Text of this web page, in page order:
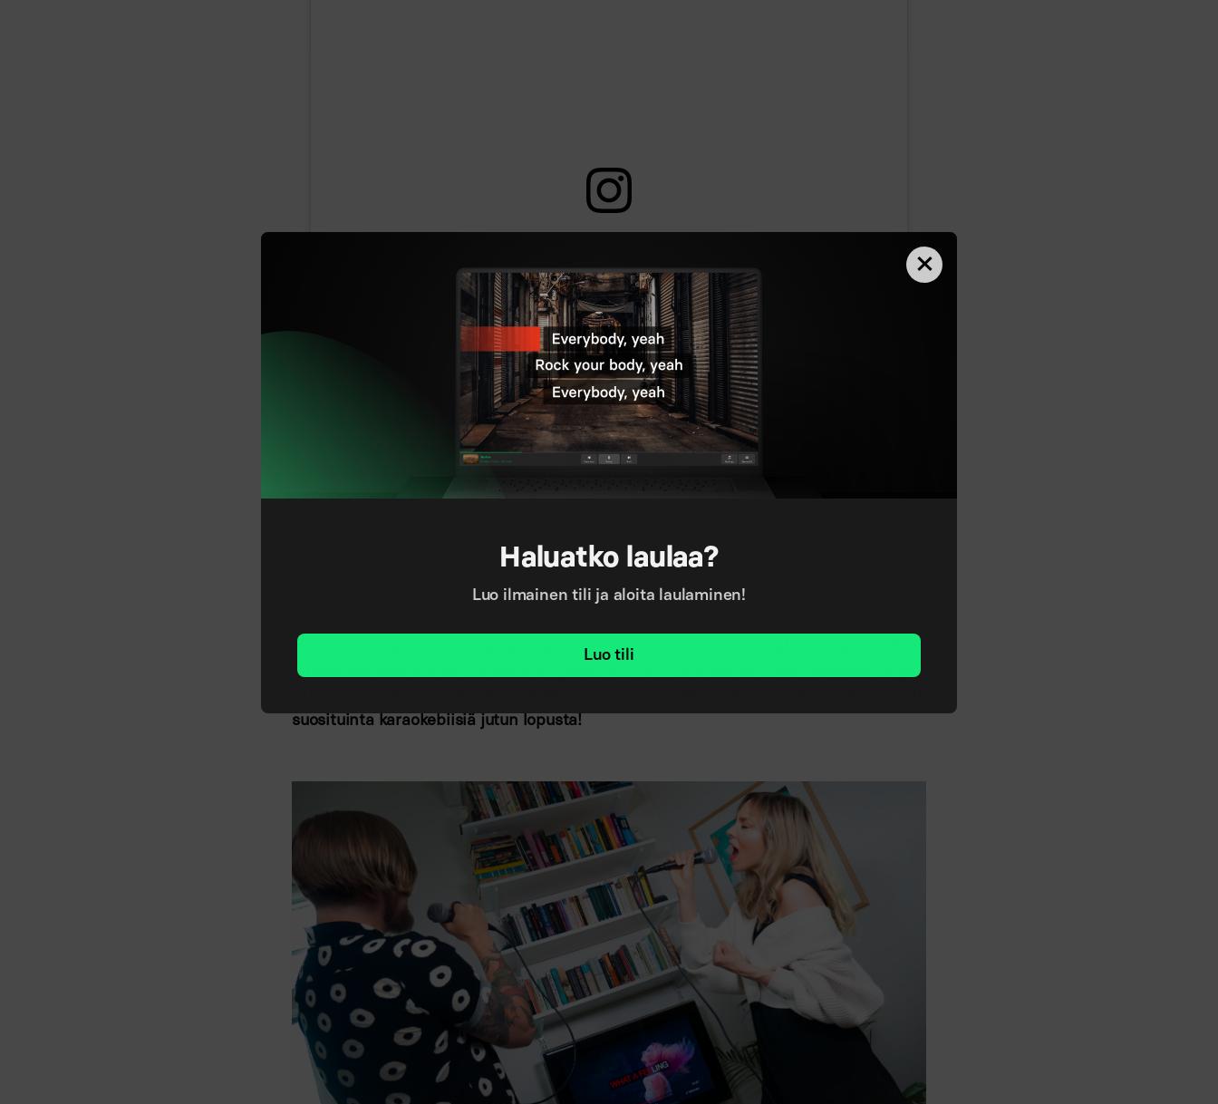
🔥TODAY🔥 We are having a Instagram Live Karaoke tonight!🎶🎤 Come and join us if you feel like
#party #singing
Mutta mitä me sitten oikeastaan laulettiin? Tutkittiin tarkemmin alkuvuoden 2020
lauludataa sekä kotikäyttöisestä Singasta että ravintoloissa käytössä olevasta Singa
suosituinta karaokebiisiä jutun lopusta!
×
Haluatko laulaa?
Luo ilmainen tili ja aloita laulaminen!
Luo tili